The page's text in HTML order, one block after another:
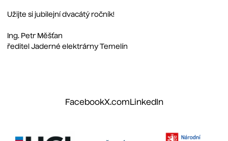
Užijte si jubilejní dvacátý ročník!
Ing. Petr Měšťan
ředitel Jaderné elektrárny Temelín
FacebookX.comLinkedIn